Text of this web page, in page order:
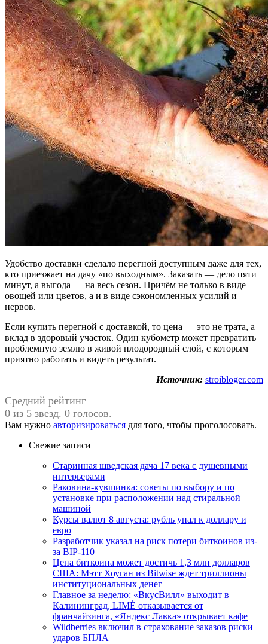
Удобство доставки сделало перегной доступным даже для тех,
кто приезжает на дачу «по выходным». Заказать — дело пяти
минут, а выгода — на весь сезон. Причём не только в виде
овощей или цветов, а и в виде сэкономленных усилий и
нервов.
Если купить перегной с доставкой, то цена — это не трата, а
вклад в здоровый участок. Один кубометр может превратить
проблемную землю в живой плодородный слой, с которым
приятно работать и видеть результат.
Источник: stroibloger.com
Средний рейтинг
0 из 5 звезд. 0 голосов.
Вам нужно авторизироваться для того, чтобы проголосовать.
Свежие записи
Старинная шведская дача 17 века с душевными
интерьерами
Раковина-кувшинка: советы по выбору и по
установке при расположении над стиральной
машиной
Курсы валют 8 августа: рубль упал к доллару и
евро
Разработчик указал на риск потери биткоинов из-
за BIP-110
Цена биткоина может достичь 1,3 млн долларов
США: Мэтт Хоуган из Bitwise ждет триллионы
институциональных денег
Главное за неделю: «ВкусВилл» выходит в
Калининград, LIMÉ отказывается от
франчайзинга, «Яндекс Лавка» открывает кафе
Wildberries включил в страхование заказов риски
ударов БПЛА